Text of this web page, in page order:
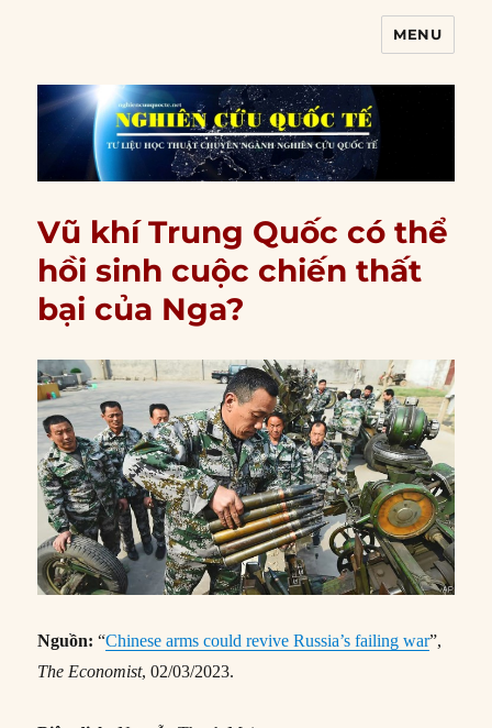
MENU
Vũ khí Trung Quốc có thể
hồi sinh cuộc chiến thất
bại của Nga?
Nguồn: “Chinese arms could revive Russia’s failing war”,
The Economist, 02/03/2023.